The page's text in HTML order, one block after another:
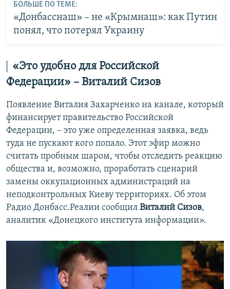
БОЛЬШЕ ПО ТЕМЕ:
«Донбасснаш» – не «Крымнаш»: как Путин
понял, что потерял Украину
«Это удобно для Российской
Федерации» – Виталий Сизов
Появление Виталия Захарченко на канале, который
финансирует правительство Российской
Федерации, – это уже определенная заявка, ведь
туда не пускают кого попало. Этот эфир можно
считать пробным шаром, чтобы отследить реакцию
общества и, возможно, проработать сценарий
замены оккупационных администраций на
неподконтрольных Киеву территориях. Об этом
Радио Донбасс.Реалии сообщил Виталий Сизов,
аналитик «Донецкого института информации».